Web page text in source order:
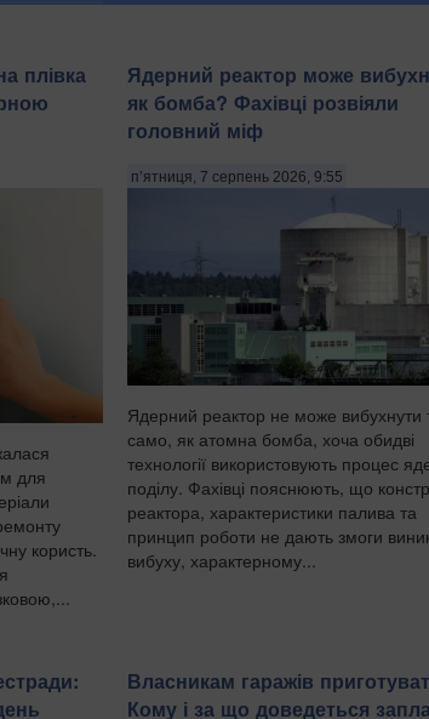
плівка
для
користь.
Ядерний реактор може
як бомба? Фахівці розвіяли
головний міф
п’ятниця, 7 серпень 2026, 9:55
Ядерний реактор не може вибухнути
само, як атомна бомба, хоча обидві
технології використовують процес
поділу. Фахівці пояснюють, що
реактора, характеристики палива та
принцип роботи не дають змоги
вибуху, характерному...
Власникам гаражів
Кому і за що доведеться